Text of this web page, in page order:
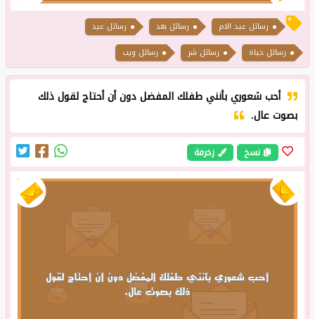
رسائل عيد الام رسائل بعد
رسائل عيد
رسائل حياة
رسائل شر رسائل ويب
أحب شعوري بأنني طفلك المفضل دون أن أحتاج لقول ذلك
بصوت عال.
نسخ زخرفة